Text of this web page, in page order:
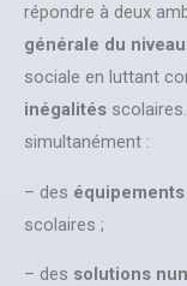
répondre à deux
générale du
sociale en luttant
inégalités
simultanément :
– des équipements
scolaires ;
– des solutions